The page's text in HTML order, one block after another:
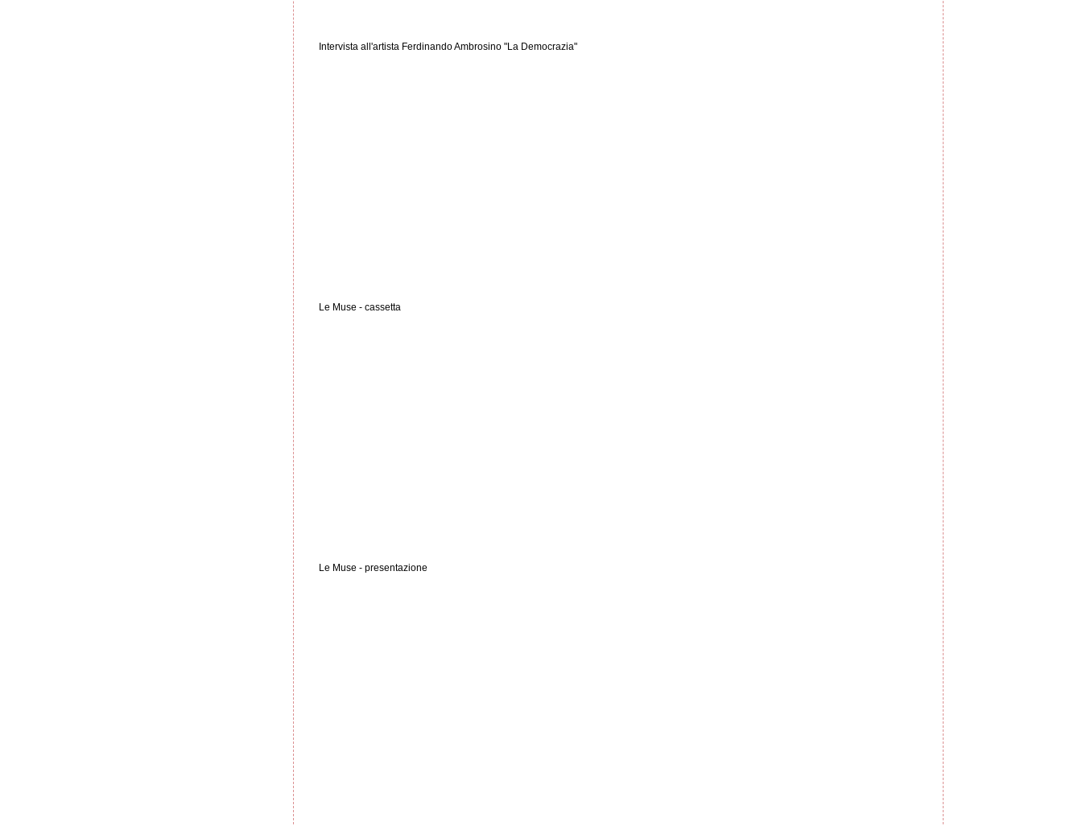
Intervista all'artista Ferdinando Ambrosino "La Democrazia"
Le Muse - cassetta
Le Muse - presentazione